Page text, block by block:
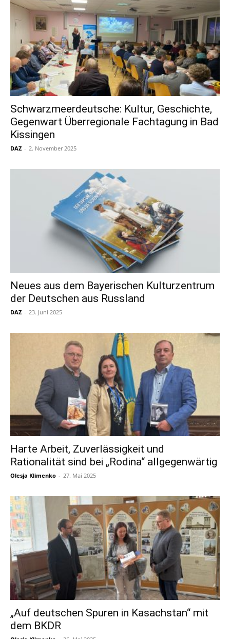
Schwarzmeerdeutsche: Kultur, Geschichte,
Gegenwart Überregionale Fachtagung in Bad
Kissingen
DAZ - 2. November 2025
Neues aus dem Bayerischen Kulturzentrum
der Deutschen aus Russland
DAZ - 23. Juni 2025
Harte Arbeit, Zuverlässigkeit und
Rationalität sind bei „Rodina“ allgegenwärtig
Olesja Klimenko - 27. Mai 2025
„Auf deutschen Spuren in Kasachstan“ mit
dem BKDR